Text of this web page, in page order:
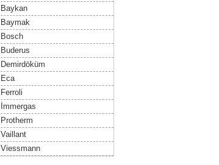
Baykan
Baymak
Bosch
Buderus
Demirdöküm
Eca
Ferroli
İmmergas
Protherm
Vaillant
Viessmann